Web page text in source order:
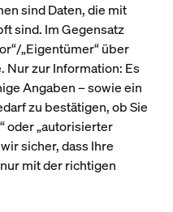
sind Daten, die mit
sind. Im Gegensatz
„Eigentümer“ über
zur Information: Es
Angaben – sowie ein
zu bestätigen, ob Sie
oder „autorisierter
sicher, dass Ihre
mit der richtigen